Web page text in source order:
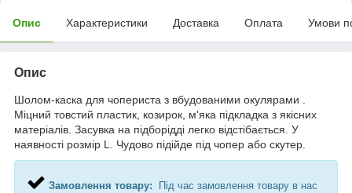
Опис Характеристики Доставка Оплата Умови
Опис
Шолом-каска для чопериста з вбудованими окулярами .
Міцний товстий пластик, козирок, м'яка підкладка з якісних
матеріалів. Засувка на підборідді легко відстібається. У
наявності розмір L. Чудово підійде під чопер або скутер.
Замовлення товару:
Під час замовлення товару в нас